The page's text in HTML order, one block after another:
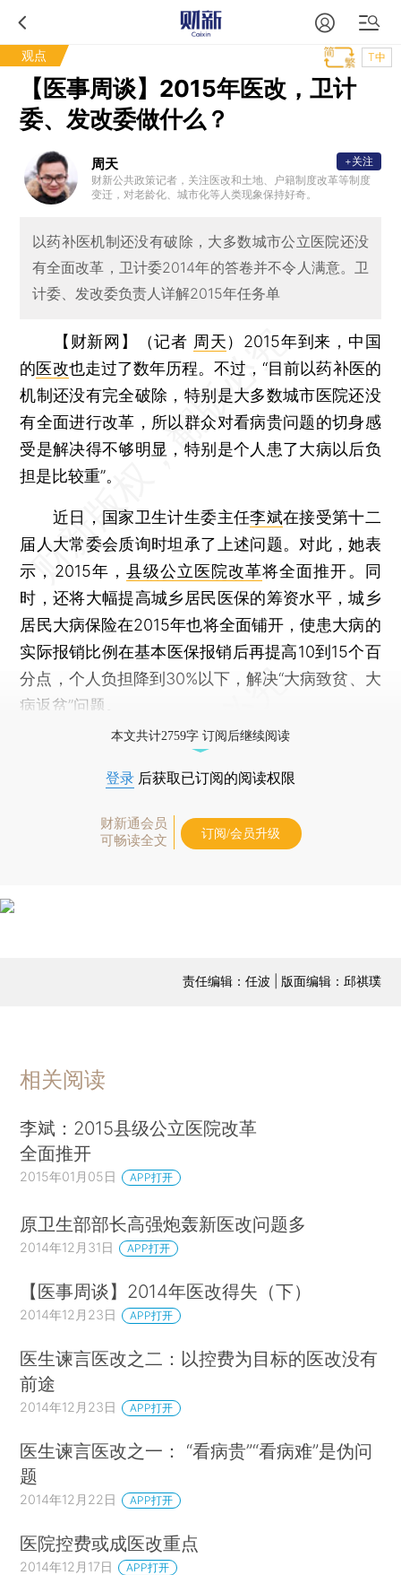
观点 T中
【医事周谈】2015年医改，卫计
委、发改委做什么？
周天
财新公共政策记者，关注医改和土地、户籍制度改革等制度
变迁，对老龄化、城市化等人类现象保持好奇。
+关注
以药补医机制还没有破除，大多数城市公立医院还没
有全面改革，卫计委2014年的答卷并不令人满意。卫
计委、发改委负责人详解2015年任务单
【财新网】（记者 周天） 2015年到来，中国
的医改也走过了数年历程。不过，“目前以药补医的
机制还没有完全破除，特别是大多数城市医院还没
有全面进行改革，所以群众对看病贵问题的切身感
受是解决得不够明显，特别是个人患了大病以后负
担是比较重”。
近日，国家卫生计生委主任李斌在接受第十二
届人大常委会质询时坦承了上述问题。对此，她表
示，2015年， 县级公立医院改革将全面推开。同
时，还将大幅提高城乡居民医保的筹资水平，城乡
居民大病保险在2015年也将全面铺开，使患大病的
实际报销比例在基本医保报销后再提高10到15个百
分点，个人负担降到30%以下，解决“大病致贫、大
病返贫”问题。
本文共计2759字 订阅后继续阅读
登录 后获取已订阅的阅读权限
财新通会员
可畅读全文
订阅/会员升级
责任编辑：任波 | 版面编辑：邱祺璞
相关阅读
李斌：2015县级公立医院改革
全面推开
2015年01月05日 APP打开
原卫生部部长高强炮轰新医改问题多
2014年12月31日 APP打开
【医事周谈】2014年医改得失（下）
2014年12月23日 APP打开
医生谏言医改之二：以控费为目标的医改没有
前途
2014年12月23日 APP打开
医生谏言医改之一： “看病贵”“看病难”是伪问
题
2014年12月22日 APP打开
医院控费或成医改重点
2014年12月17日 APP打开